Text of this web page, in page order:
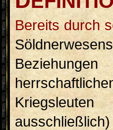
Bereits durch seine Etymologie setzt das Konzept des